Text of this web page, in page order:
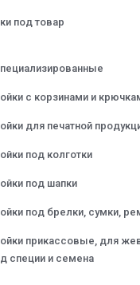
под товар
с корзинами и
для печатной
под колготки
под шапки
под брелки, сумки,
прикассовые, для
специи и семена